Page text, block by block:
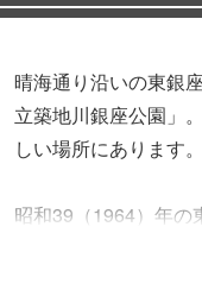
晴海通り沿いの東銀
立築地川銀座公園」
しい場所にあります。
昭和39（1964）年の
公園で、敷地面積は
にありながら、広い